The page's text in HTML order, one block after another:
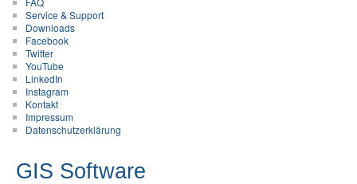
Service & Support
Downloads
Facebook
Twitter
YouTube
LinkedIn
Instagram
Kontakt
Impressum
Datenschutzerklärung
GIS Software